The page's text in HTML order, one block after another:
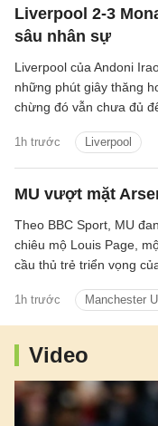
Liverpool 2-3
sâu nhân sự
1h trước Liverpool
Liverpool của Andoni
những phút giây thăng
chừng đó vẫn chưa đủ
thể bùng lên dữ dội khi
hành đúng nhịp, song
cường độ suy giảm và
MU vượt mặt
1h trước Manchester
Theo BBC Sport, MU
chiêu mộ Louis Page,
cầu thủ trẻ triển vọng
Video